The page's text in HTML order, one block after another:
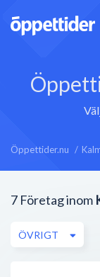
Öppettider.nu
7 Företag inom
ÖVRIGT